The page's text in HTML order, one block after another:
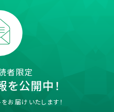
者限定
を公開中！
お届けいたします！